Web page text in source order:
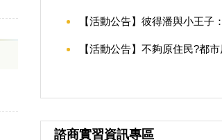
【活動公告】彼得潘與小王
【活動公告】不夠原住民?都
諮商實習資訊專區